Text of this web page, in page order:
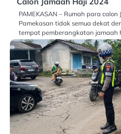
PAMEKASAN – Rumah para calon
Pamekasan tidak semua dekat
tempat pemberangkatan jamaah